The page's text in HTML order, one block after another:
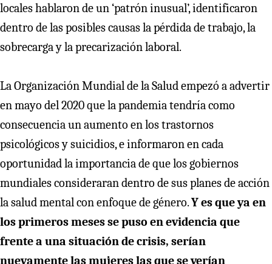
locales hablaron de un ‘patrón inusual’, identificaron
dentro de las posibles causas la pérdida de trabajo, la
sobrecarga y la precarización laboral.
La Organización Mundial de la Salud empezó a advertir
en mayo del 2020 que la pandemia tendría como
consecuencia un aumento en los trastornos
psicológicos y suicidios, e informaron en cada
oportunidad la importancia de que los gobiernos
mundiales consideraran dentro de sus planes de acción
la salud mental con enfoque de género.Y es que ya en
los primeros meses se puso en evidencia que
frente a una situación de crisis, serían
nuevamente las mujeres las que se verían